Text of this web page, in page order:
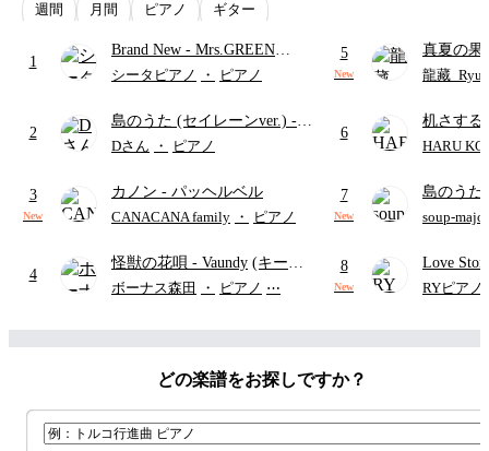
週間 月間 ピアノ ギター
1
Brand New - Mrs.GREEN
APPLE
シータピアノ ・ ピアノ
2
島のうた (セイレーンver.) -
セイレーン(CV.鈴木みのり)
ード・ペダル付き/『映画ちい
かわ 人魚の島のひみつ』よ
Dさん ・ ピアノ
3
New
カノン - パッヘルベル
CANACANA family ・ ピアノ
4
怪獣の花唄 - Vaundy (キーボ
ードパート)
ボーナス森田 ・ ピアノ ⋯
5
New
真夏の
ターズ
龍藏
6
机さする
HARU
7
New
島のうた
映画ちい
soup-majo
8
New
Love
RYピアノ
どの楽譜をお探しですか？